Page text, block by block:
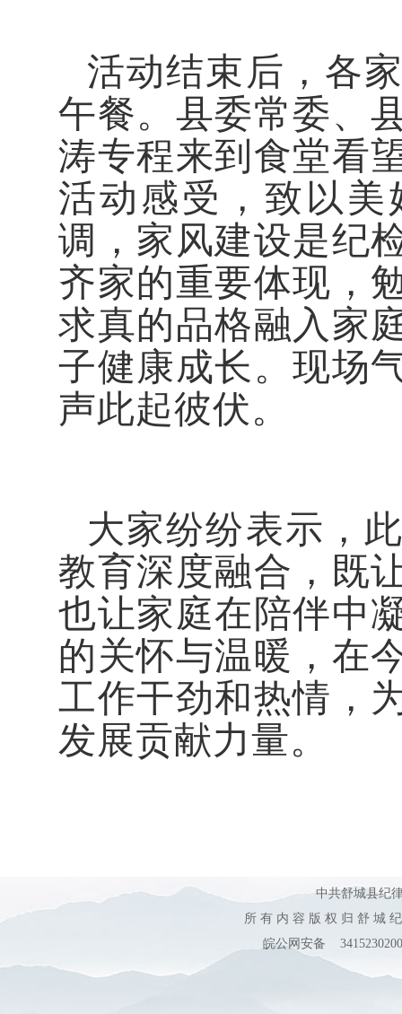
活动结束后，各
午餐。县委常委、
涛专程来到食堂看
活动感受，致以美
调，家风建设是纪
齐家的重要体现，
求真的品格融入家
子健康成长。现场
声此起彼伏。
大家纷纷表示，
教育深度融合，既
也让家庭在陪伴中
的关怀与温暖，在
工作干劲和热情，
发展贡献力量。
中共舒城县纪
所 有 内 容 版 权 归 舒 城
皖公网安备